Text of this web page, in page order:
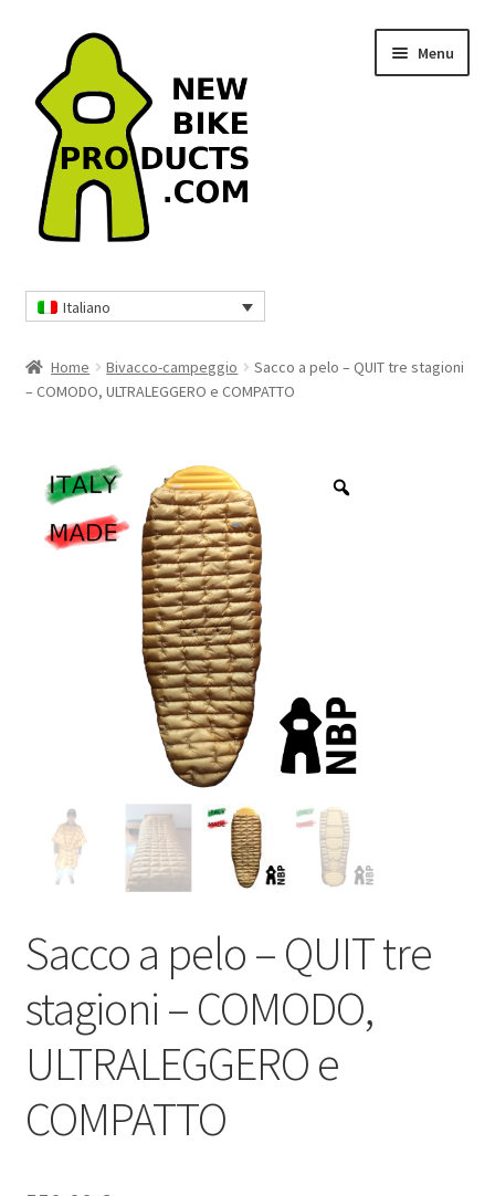
navigazione
contenuto
Menu
Protezioni MTB
Bivacco-campeggio
COMPONENTI MTB
CALENDARIO EVENTI NBP
Italiano
Home Bivacco-campeggio
Sacco a pelo – QUIT tre stagioni
– COMODO, ULTRALEGGERO e COMPATTO
Sacco a pelo – QUIT tre
stagioni – COMODO,
ULTRALEGGERO e
COMPATTO